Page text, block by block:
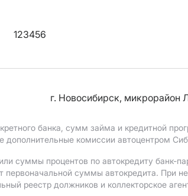
123456
г. Новосибирск, микрорайон
банка, сумм займа и кредитной
комиссии автоцентром
суммы процентов по автокредиту банк-
суммы автокредита. При
реестр должников и коллекторское